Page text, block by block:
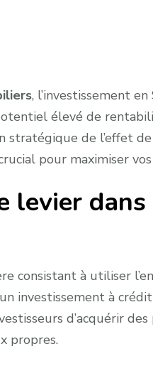
, l’investissement
élevé de
stratégique de l’effet
pour maximiser vos
levier
consistant à utiliser
investissement à
d’acquérir
propres.